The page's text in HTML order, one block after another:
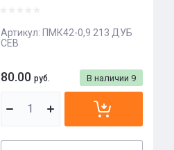
Артикул: ПМК42-0,9 213 ДУБ
СЕВ
В наличии 9
80.00 руб.